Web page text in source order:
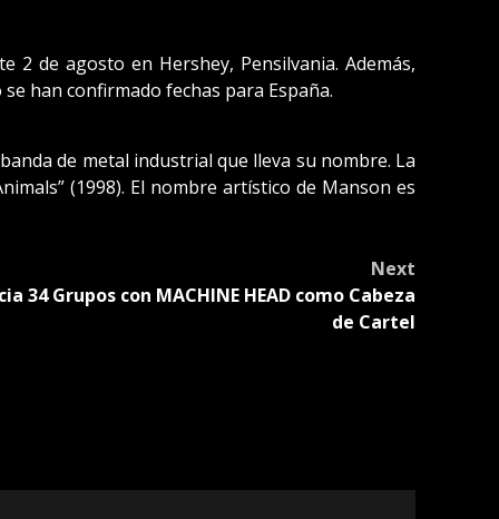
2 de agosto en Hershey, Pensilvania. Además,
han confirmado fechas para España.
de metal industrial que lleva su nombre. La
(1998). El nombre artístico de Manson es
Next
34 Grupos con MACHINE HEAD como Cabeza
de Cartel